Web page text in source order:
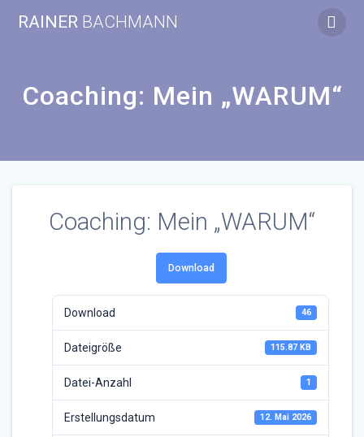
RAINER BACHMANN
Coaching: Mein „WARUM“
Coaching: Mein „WARUM“
Download
Download 46
Dateigröße 115.87 KB
Datei-Anzahl 1
Erstellungsdatum 12. Mai 2026